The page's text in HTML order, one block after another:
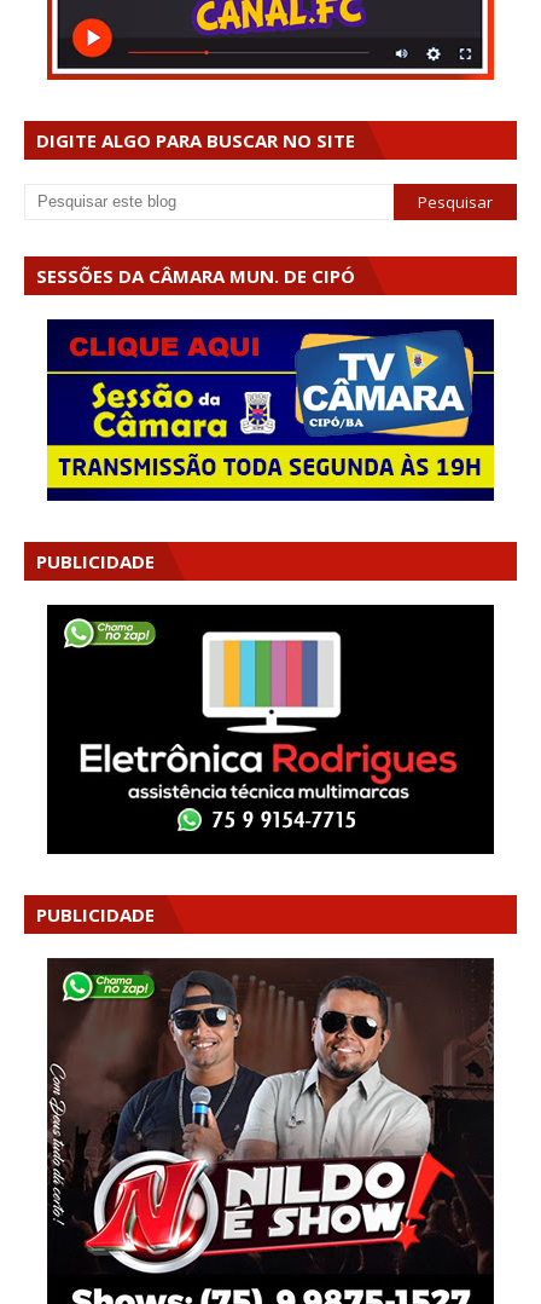
DIGITE ALGO PARA BUSCAR NO SITE
SESSÕES DA CÂMARA MUN. DE CIPÓ
PUBLICIDADE
PUBLICIDADE